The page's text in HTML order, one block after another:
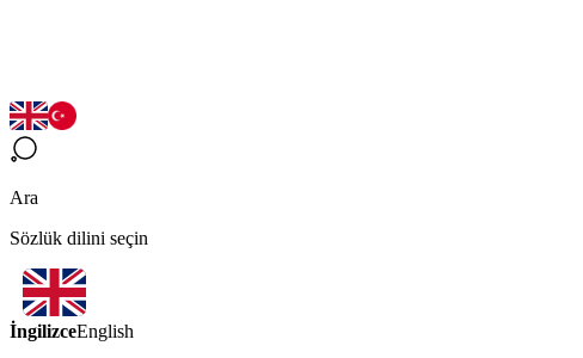
Ara
Sözlük dilini seçin
İngilizceEnglish